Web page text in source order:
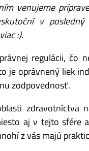
venujeme
v
:).
regulácii, čo
je oprávnený liek
zodpovednosť.
zdravotníctva
aj v tejto sfére
z vás majú